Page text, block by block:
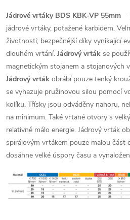
ů
ů
v
l
á
d
a
c
í
p
r
v
Jádrové vrtáky BDS KBK-VP 55mm -
jádrové vrtáky, potažené karbidem.
životnosti; bezpečnější díky vynikající
dlouhém vrtání. Jádrový vrták se
magnetickým stojanem a stojanových
Jádrový vrták obrábí pouze tenký
se vyhazuje pružinovou silou pomocí
kolíku. Třísky jsou odváděny nahoru,
na minimum. Také vrtané otvory s
relativně málo energie. Jádrový vrták
spirálovým vrtákem pouze malou část
dosáhne velké úspory času a